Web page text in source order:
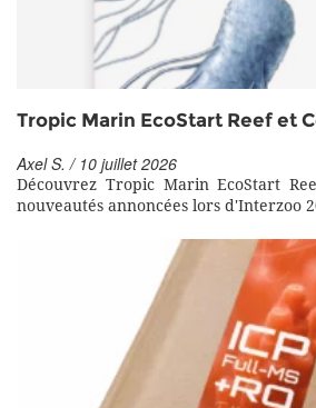
Tropic Marin EcoStart Reef et
Axel S. / 10 juillet 2026
Découvrez Tropic Marin EcoStart
nouveautés annoncées lors d'Interzoo